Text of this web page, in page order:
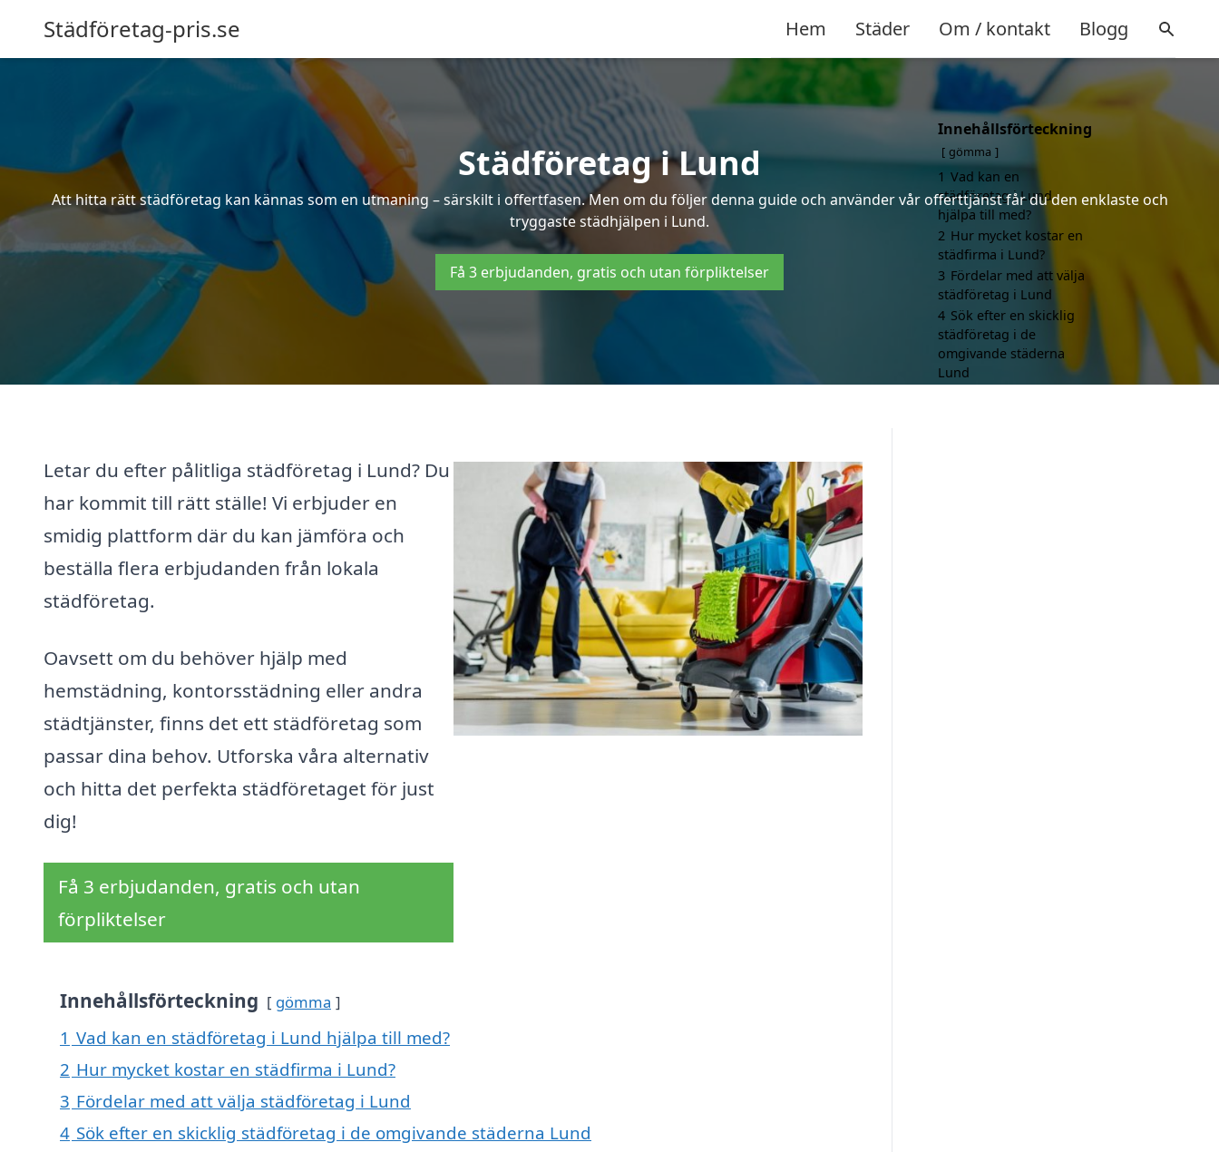
Städföretag-pris.se Hem Städer Om / kontakt Blogg
Städföretag i Lund
Att hitta rätt städföretag kan kännas som en utmaning – särskilt i offertfasen. Men om du följer denna guide och använder vår offerttjänst får du den enklaste och
tryggaste städhjälpen i Lund.
Få 3 erbjudanden, gratis och utan förpliktelser
Letar du efter pålitliga städföretag i Lund? Du
har kommit till rätt ställe! Vi erbjuder en
smidig plattform där du kan jämföra och
beställa flera erbjudanden från lokala
städföretag.
Oavsett om du behöver hjälp med
hemstädning, kontorsstädning eller andra
städtjänster, finns det ett städföretag som
passar dina behov. Utforska våra alternativ
och hitta det perfekta städföretaget för just
dig!
Få 3 erbjudanden, gratis och utan
förpliktelser
Innehållsförteckning gömma
1 Vad kan en städföretag i Lund hjälpa till med?
2 Hur mycket kostar en städfirma i Lund?
3 Fördelar med att välja städföretag i Lund
4 Sök efter en skicklig städföretag i de omgivande städerna Lund
Innehållsförteckning
gömma
1 Vad kan en
städföretag i Lund
hjälpa till med?
2 Hur mycket kostar en
städfirma i Lund?
3 Fördelar med att välja
städföretag i Lund
4 Sök efter en skicklig
städföretag i de
omgivande städerna
Lund